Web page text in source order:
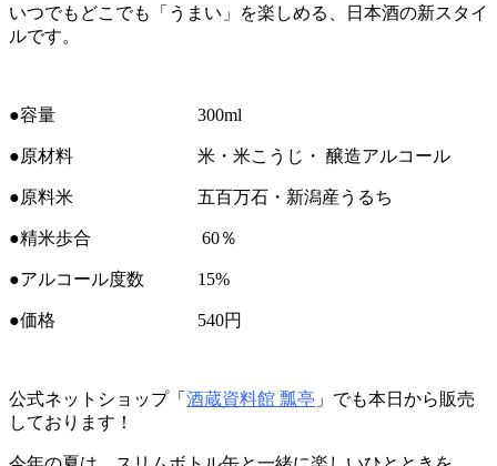
いつでもどこでも「うまい」を楽しめる、日本酒の新スタイ
ルです。
●容量 300ml
●原材料 米・米こうじ・ 醸造アルコール
●原料米 五百万石・新潟産うるち
●精米歩合 60％
●アルコール度数 15%
●価格 540円
公式ネットショップ「 酒蔵資料館 瓢亭 」でも本日から販売
しております！